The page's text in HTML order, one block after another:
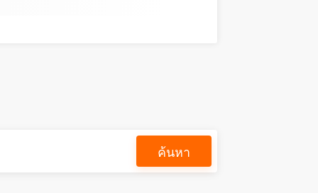
ค้นหา